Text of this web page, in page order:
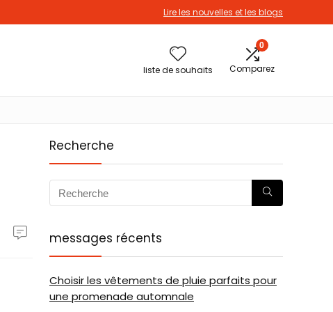
Lire les nouvelles et les blogs
liste de souhaits
0
Comparez
Recherche
messages récents
Choisir les vêtements de pluie parfaits pour
une promenade automnale